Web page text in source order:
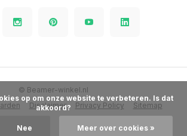
Disclaimer Privacy Policy Sitemap
© Beamer-winkel.nl
akkoord?
Nee Meer over cookies »